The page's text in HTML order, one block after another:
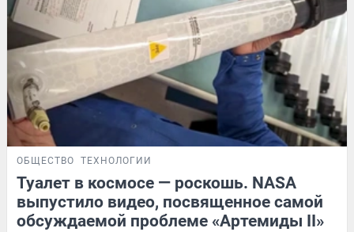
ОБЩЕСТВО ТЕХНОЛОГИИ
Туалет в космосе — роскошь. NASA
выпустило видео, посвященное самой
обсуждаемой проблеме «Артемиды II»